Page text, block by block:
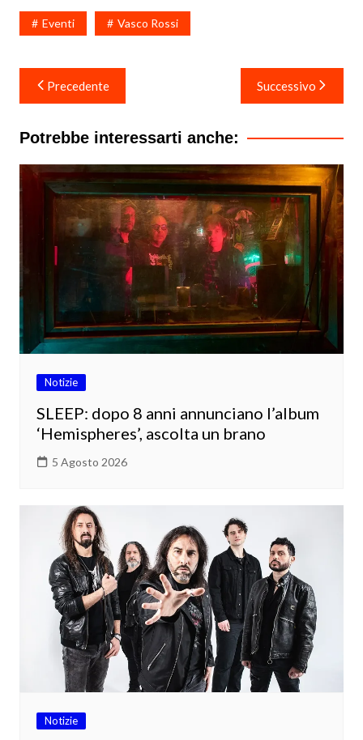
Eventi Vasco Rossi
Navigazione
articoli
Precedente Successivo
Potrebbe interessarti anche:
Notizie
SLEEP: dopo 8 anni annunciano l’album
‘Hemispheres’, ascolta un brano
5 Agosto 2026
Notizie